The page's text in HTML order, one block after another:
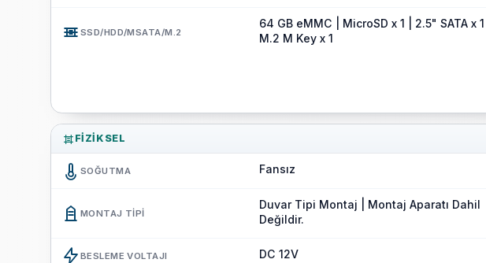
SSD/HDD/MSATA/M.2
64 GB eMMC | MicroSD x 1 | 2.5" SATA x 1 |
M.2 M Key x 1
FIZIKSEL
SOĞUTMA Fansız
MONTAJ TIPI
Duvar Tipi Montaj | Montaj Aparatı Dahil
Değildir.
BESLEME VOLTAJI DC 12V